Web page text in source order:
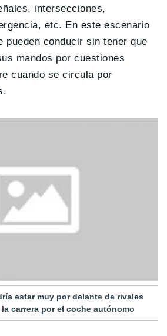
intersecciones,
etc. En este escenario
pueden conducir sin tener que
mandos por cuestiones
cuando se circula por
estar muy por delante de rivales
carrera por el coche autónomo